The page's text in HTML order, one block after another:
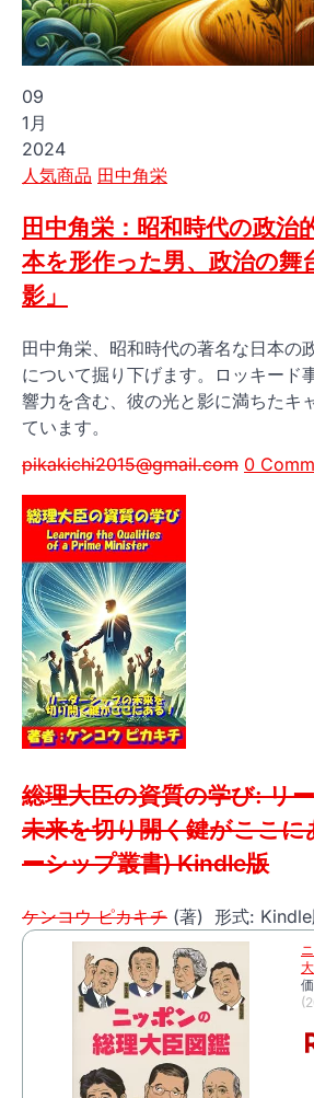
09
1月
2024
Posted
人気商品 田中角栄
田中角栄：昭和時代の政治
本を形作った男、政治の舞
影」
田中角栄、昭和時代の著名な日本の
について掘り下げます。ロッキード
響力を含む、彼の光と影に満ちたキ
ています。
pikakichi2015@gmail.com 0
総理大臣の資質の学び: リ
未来を切り開く鍵がここに
ーシップ叢書)Kindle版
ケンコウ ピカキチ (著) 形式: Kindle